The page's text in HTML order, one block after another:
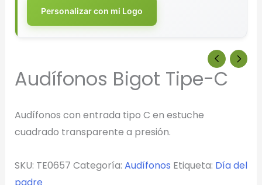
Personalizar con mi Logo
Audífonos Bigot Tipe-C
Audífonos con entrada tipo C en estuche
cuadrado transparente a presión.
SKU: TE0657 Categoría: Audífonos Etiqueta: Día del
padre